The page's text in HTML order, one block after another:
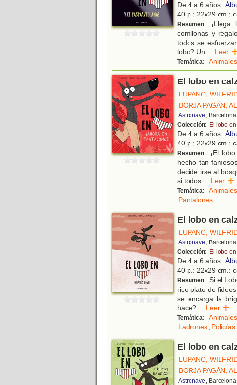
De 4 a 6 años.
40 p.; 22x29 cm.;
Resumen:
¡Llega
comilonas y
todos se
lobo? Un...
Temática:
El lobo en
LUPANO,
BORJA PAGÁN,
Astronave ,
Colección: El lobo
De 4 a 6 años.
40 p.; 22x29 cm.;
Resumen:
¡El
hecho tan
decide irse al
si todos... Leer
Temática:
Pantalones.
El lobo en
LUPANO,
Astronave ,
Colección: El lobo
De 4 a 6 años.
40 p.; 22x29 cm.;
Resumen: Si el
rico plato de
se encarga la
hace?... Leer
Temática:
Ladrones, Policías,
El lobo en
LUPANO,
BORJA PAGÁN,
Astronave ,